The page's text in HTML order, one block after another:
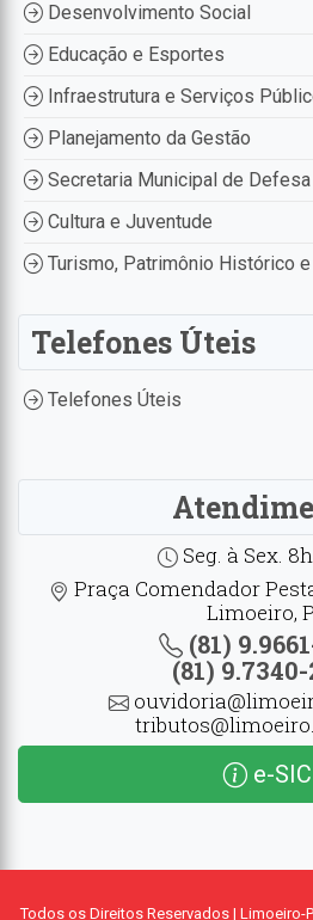
Desenvolvimento Social
Educação e Esportes
Infraestrutura e Serviços
Planejamento da Gestão
Secretaria Municipal de
Cultura e Juventude
Turismo, Patrimônio Histórico
Telefones Úteis
Telefones Úteis
Seg. à Sex.
Praça Comendador
Limoeiro,
(81)
(81)
e-SIC
Todos os Direitos Reservados | Limoeiro-